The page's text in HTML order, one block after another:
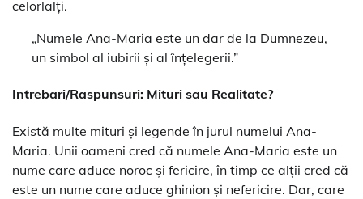
celorlalți.
„Numele Ana-Maria este un dar de la Dumnezeu,
un simbol al iubirii și al înțelegerii.”
Intrebari/Raspunsuri: Mituri sau Realitate?
Există multe mituri și legende în jurul numelui Ana-
Maria. Unii oameni cred că numele Ana-Maria este un
nume care aduce noroc și fericire, în timp ce alții cred că
este un nume care aduce ghinion și nefericire. Dar, care